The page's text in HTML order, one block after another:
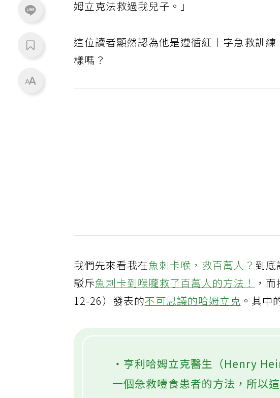
姆立克法救過我兒子。」
這位讀者顯然認為他是遵循紅十字急救訓
樣嗎？
我們先來看我在魚刺卡喉，救百萬人？到
駁斥魚刺卡到喉嚨救了百萬人的方法！ ，
12-26）發表的不可思議的哈姆立克 。其中
‧亨利哈姆立克醫生（Henry
一個急救噎食患者的方法，所以